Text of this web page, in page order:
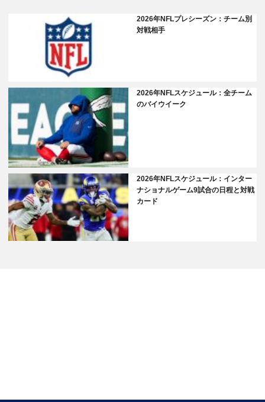
2026年NFLプレシーズン：チーム別
対戦相手
2026年NFLスケジュール：全チーム
のバイウイーク
2026年NFLスケジュール：インター
ナショナルゲーム9試合の日程と対戦
カード